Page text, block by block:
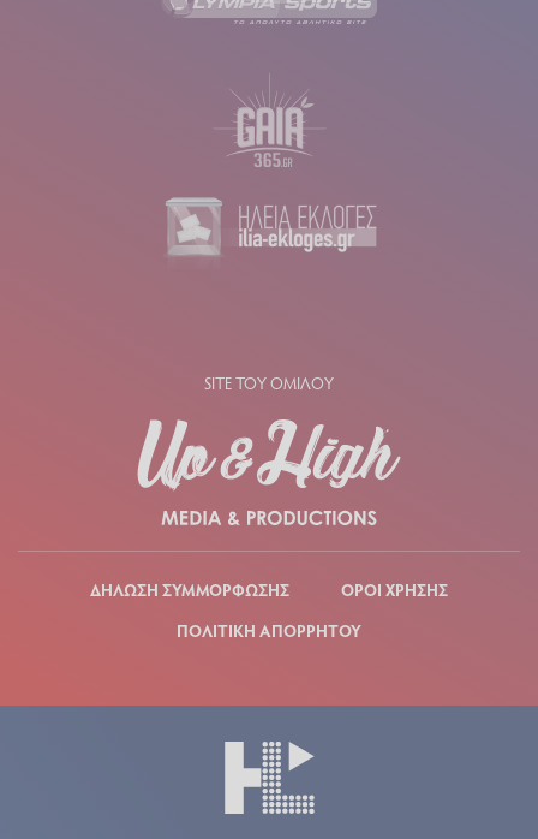
SITE ΤΟΥ ΟΜΙΛΟΥ
ΔΗΛΩΣΗ ΣΥΜΜΟΡΦΩΣΗΣ
ΟΡΟΙ ΧΡΗΣΗΣ
ΠΟΛΙΤΙΚΗ ΑΠΟΡΡΗΤΟΥ